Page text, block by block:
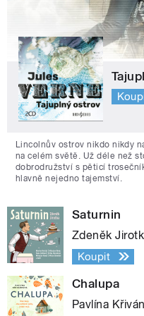
Lincolnův ostrov nikdo nikdy
na celém světě. Už déle než
dobrodružství s pěticí
hlavně nejedno tajemství.
Saturnin
Zdeněk
Koupit
Chalupa
Pavlína